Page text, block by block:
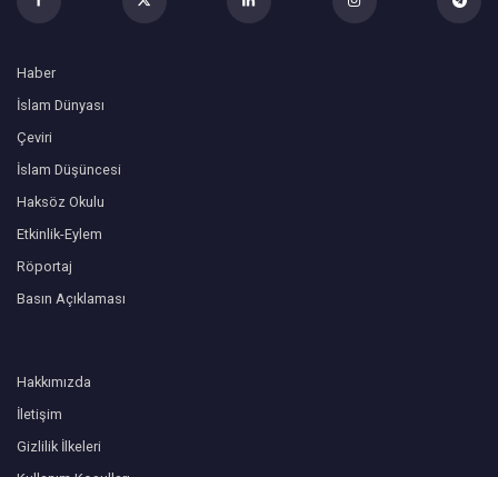
Haber
İslam Dünyası
Çeviri
İslam Düşüncesi
Haksöz Okulu
Etkinlik-Eylem
Röportaj
Basın Açıklaması
Hakkımızda
İletişim
Gizlilik İlkeleri